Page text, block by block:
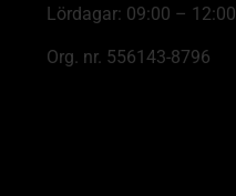
Lördagar: 09:00 – 12:00
Org. nr. 556143-8796